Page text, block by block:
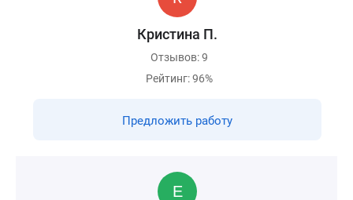
Кристина П.
Отзывов: 9
Рейтинг: 96%
Предложить работу